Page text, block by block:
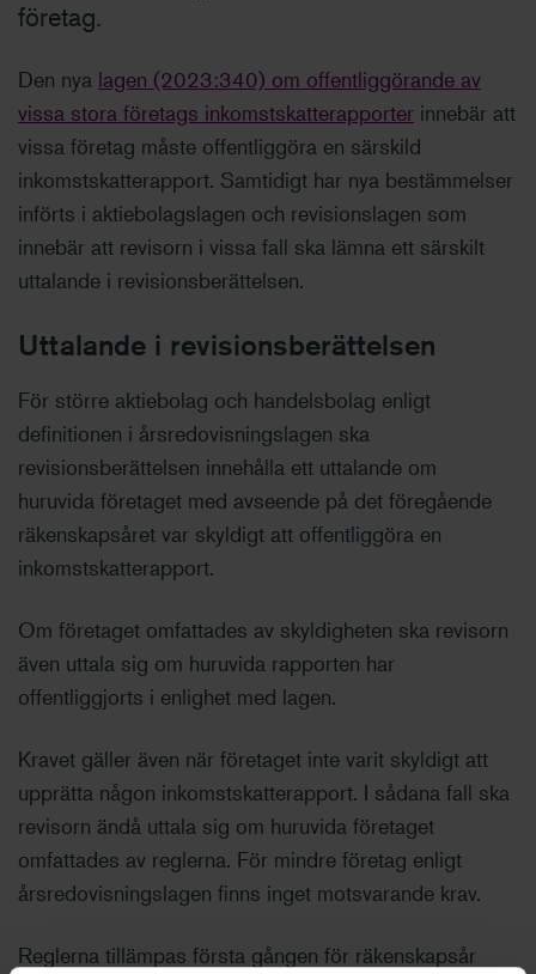
företag.
Den nya lagen (2023:340) om offentliggörande av
vissa stora företags inkomstskatterapporter innebär att
vissa företag måste offentliggöra en särskild
inkomstskatterapport. Samtidigt har nya bestämmelser
införts i aktiebolagslagen och revisionslagen som
innebär att revisorn i vissa fall ska lämna ett särskilt
uttalande i revisionsberättelsen.
Uttalande i revisionsberättelsen
För större aktiebolag och handelsbolag enligt
definitionen i årsredovisningslagen ska
revisionsberättelsen innehålla ett uttalande om
huruvida företaget med avseende på det föregående
räkenskapsåret var skyldigt att offentliggöra en
inkomstskatterapport.
Om företaget omfattades av skyldigheten ska revisorn
även uttala sig om huruvida rapporten har
offentliggjorts i enlighet med lagen.
Kravet gäller även när företaget inte varit skyldigt att
upprätta någon inkomstskatterapport. I sådana fall ska
revisorn ändå uttala sig om huruvida företaget
omfattades av reglerna. För mindre företag enligt
årsredovisningslagen finns inget motsvarande krav.
Reglerna tillämpas första gången för räkenskapsår